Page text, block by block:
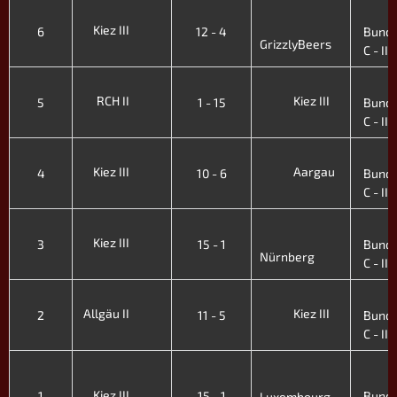
6 Kiez III 12 - 4
GrizzlyBeers
C - III.
5 RCH II 1 - 15 Kiez III
C - III.
4 Kiez III 10 - 6 Aargau
C - III.
3 Kiez III 15 - 1
Nürnberg
C - III.
2 Allgäu II 11 - 5 Kiez III
C - III.